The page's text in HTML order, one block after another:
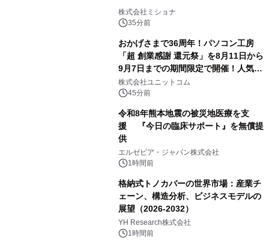
株式会社ミショナ
35分前
おかげさまで36周年！パソコン工房
「超 創業感謝 還元祭」を8月11日から
9月7日までの期間限定で開催！人気の
ゲーミングPCや高性能ノートPCなど
対象iiyama PCのご購入で最大3万円分
株式会社ユニットコム
45分前
令和8年熊本地震の被災地医療を支
援 『今日の臨床サポート』を無償提
供
エルゼビア・ジャパン株式会社
1時間前
格納式トノカバーの世界市場：産業チ
ェーン、構造分析、ビジネスモデルの
展望（2026-2032）
YH Research株式会社
1時間前